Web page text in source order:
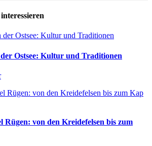
Ostsee: Kultur und Traditionen
Rügen: von den Kreidefelsen bis zum